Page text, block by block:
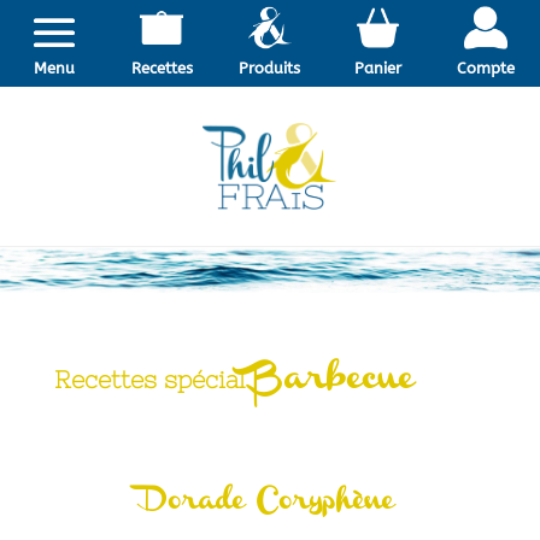
Menu Recettes Produits Panier Compte
Recettes spécialBarbecue
Dorade Coryphène